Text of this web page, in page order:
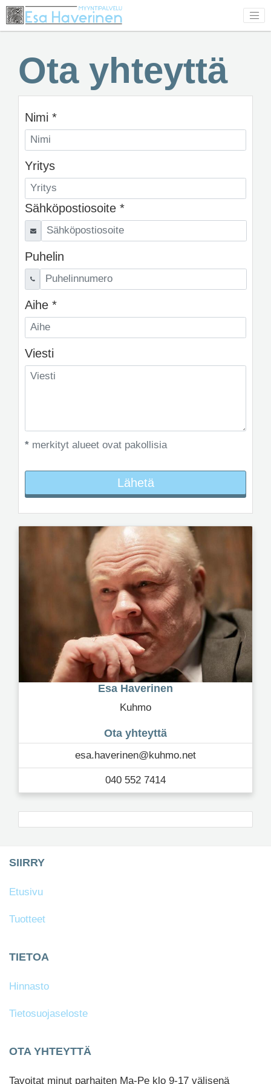
Ota yhteyttä
Nimi *
Yritys
Sähköpostiosoite *
Puhelin
Aihe *
Viesti
* merkityt alueet ovat pakollisia
Lähetä
Esa Haverinen
Kuhmo
Ota yhteyttä
esa.haverinen@kuhmo.net
040 552 7414
SIIRRY
Etusivu
Tuotteet
TIETOA
Hinnasto
Tietosuojaseloste
OTA YHTEYTTÄ
Tavoitat minut parhaiten Ma-Pe klo 9-17 välisenä